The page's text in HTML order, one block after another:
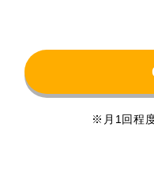
※月1回程